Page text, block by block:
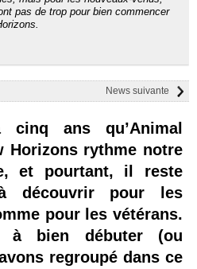
pas de trop pour bien commencer
News suivante
ans qu’Animal
Horizons rythme notre
et pourtant, il reste
découvrir pour les
pour les vétérans.
à bien débuter (ou
regroupé dans ce